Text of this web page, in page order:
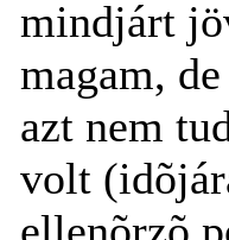
mindjárt
magam,
azt nem
volt